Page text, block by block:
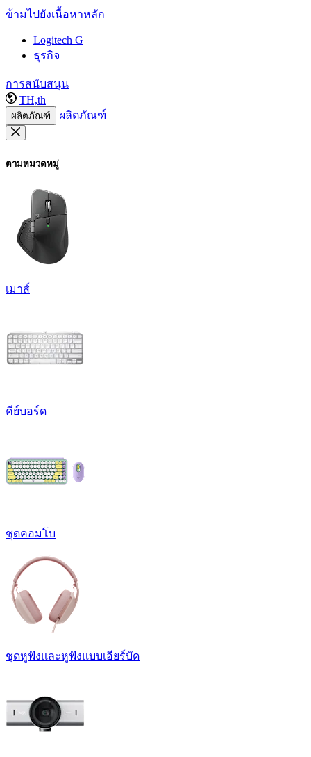
ข้ามไปยังเนื้อหาหลัก
Logitech G
ธุรกิจ
การสนับสนุน
TH,th
ผลิตภัณฑ์ ผลิตภัณฑ์
ตามหมวดหมู่
เมาส์
คีย์บอร์ด
ชุดคอมโบ
ชุดหูฟังและหูฟังแบบเอียร์บัด